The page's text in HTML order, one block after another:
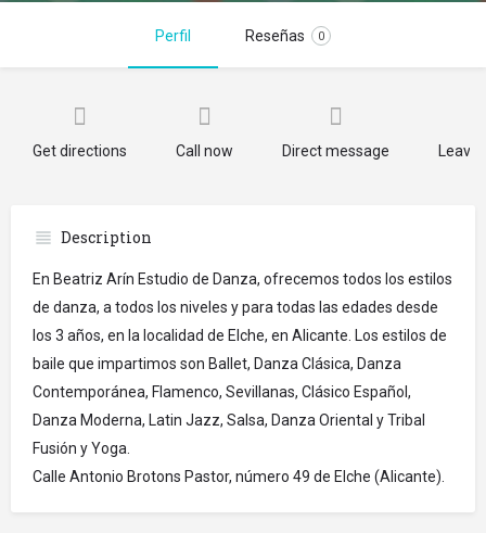
Perfil Reseñas 0
Get directions Call now Direct message
Description
En Beatriz Arín Estudio de Danza, ofrecemos todos los estilos
de danza, a todos los niveles y para todas las edades desde
los 3 años, en la localidad de Elche, en Alicante. Los estilos de
baile que impartimos son Ballet, Danza Clásica, Danza
Contemporánea, Flamenco, Sevillanas, Clásico Español,
Danza Moderna, Latin Jazz, Salsa, Danza Oriental y Tribal
Fusión y Yoga.
Calle Antonio Brotons Pastor, número 49 de Elche (Alicante).